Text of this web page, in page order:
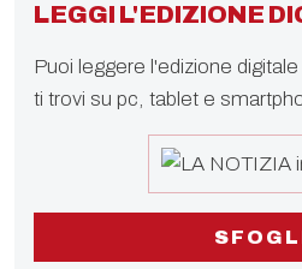
LEGGI L'EDIZIONE
Puoi leggere l'edizione
ti trovi su pc, tablet e